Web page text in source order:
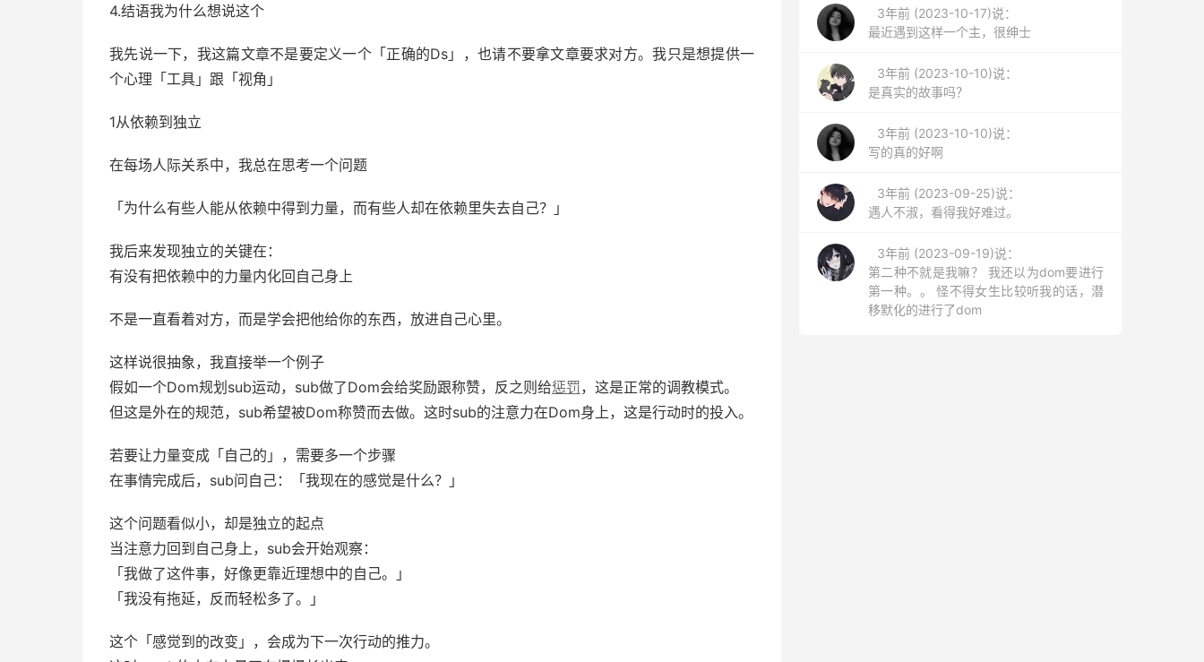
4.结语我为什么想说这个
我先说一下，我这篇文章不是要定义一个「正确的Ds」，也请不要拿文章要求对方。我只是想提供一
个心理「工具」跟「视角」
1从依赖到独立
在每场人际关系中，我总在思考一个问题
「为什么有些人能从依赖中得到力量，而有些人却在依赖里失去自己？」
我后来发现独立的关键在：
有没有把依赖中的力量内化回自己身上
不是一直看着对方，而是学会把他给你的东西，放进自己心里。
这样说很抽象，我直接举一个例子
假如一个Dom规划sub运动，sub做了Dom会给奖励跟称赞，反之则给惩罚，这是正常的调教模式。
但这是外在的规范，sub希望被Dom称赞而去做。这时sub的注意力在Dom身上，这是行动时的投入。
若要让力量变成「自己的」，需要多一个步骤
在事情完成后，sub问自己：「我现在的感觉是什么？」
这个问题看似小，却是独立的起点
当注意力回到自己身上，sub会开始观察：
「我做了这件事，好像更靠近理想中的自己。」
「我没有拖延，反而轻松多了。」
这个「感觉到的改变」，会成为下一次行动的推力。
3年前 (2023-10-17)说：
最近遇到这样一个主，很绅士
3年前 (2023-10-10)说：
是真实的故事吗？
3年前 (2023-10-10)说：
写的真的好啊
3年前 (2023-09-25)说：
遇人不淑，看得我好难过。
3年前 (2023-09-19)说：
第二种不就是我嘛？ 我还以为dom要进行
第一种。。 怪不得女生比较听我的话，潜
移默化的进行了dom